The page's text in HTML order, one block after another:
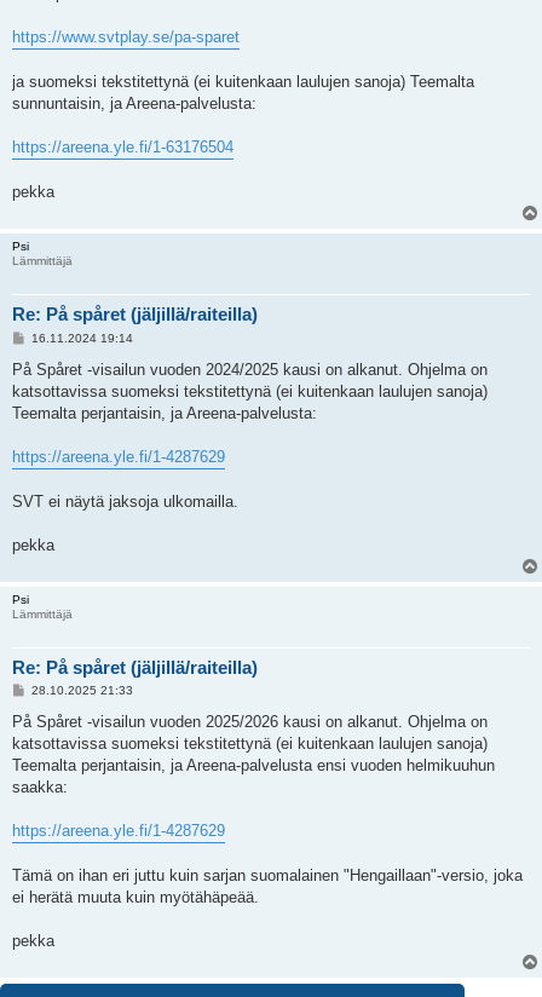
https://www.svtplay.se/pa-sparet
ja suomeksi tekstitettynä (ei kuitenkaan laulujen sanoja) Teemalta
sunnuntaisin, ja Areena-palvelusta:
https://areena.yle.fi/1-63176504
pekka
Psi
Lämmittäjä
Re: På spåret (jäljillä/raiteilla)
V
e
t
i
16.11.2024 19:14
På Spåret -visailun vuoden 2024/2025 kausi on alkanut. Ohjelma on
katsottavissa suomeksi tekstitettynä (ei kuitenkaan laulujen sanoja)
Teemalta perjantaisin, ja Areena-palvelusta:
https://areena.yle.fi/1-4287629
SVT ei näytä jaksoja ulkomailla.
pekka
Psi
Lämmittäjä
Re: På spåret (jäljillä/raiteilla)
V
e
t
i
28.10.2025 21:33
På Spåret -visailun vuoden 2025/2026 kausi on alkanut. Ohjelma on
katsottavissa suomeksi tekstitettynä (ei kuitenkaan laulujen sanoja)
Teemalta perjantaisin, ja Areena-palvelusta ensi vuoden helmikuuhun
saakka:
https://areena.yle.fi/1-4287629
Tämä on ihan eri juttu kuin sarjan suomalainen "Hengaillaan"-versio, joka
ei herätä muuta kuin myötähäpeää.
pekka